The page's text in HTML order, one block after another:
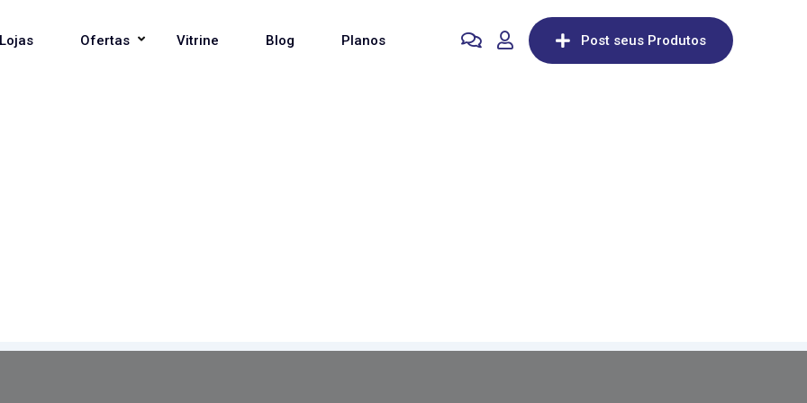
Lojas Ofertas Vitrine Blog Planos Post seus Produtos